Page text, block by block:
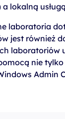
lokalną
laboratoria
jest również
laboratoriów
nie
Admin